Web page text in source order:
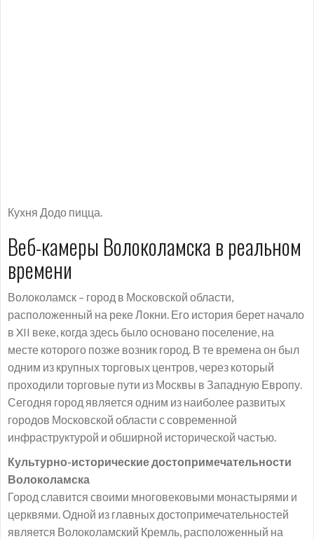
Кухня Додо пицца.
Веб-камеры Волоколамска в реальном
времени
Волоколамск – город в Московской области,
расположенный на реке Локни. Его история берет начало
в XII веке, когда здесь было основано поселение, на
месте которого позже возник город. В те времена он был
одним из крупных торговых центров, через который
проходили торговые пути из Москвы в Западную Европу.
Сегодня город является одним из наиболее развитых
городов Московской области с современной
инфраструктурой и обширной исторической частью.
Культурно-исторические достопримечательности
Волоколамска
Город славится своими многовековыми монастырями и
церквями. Одной из главных достопримечательностей
является Волоколамский Кремль, расположенный на